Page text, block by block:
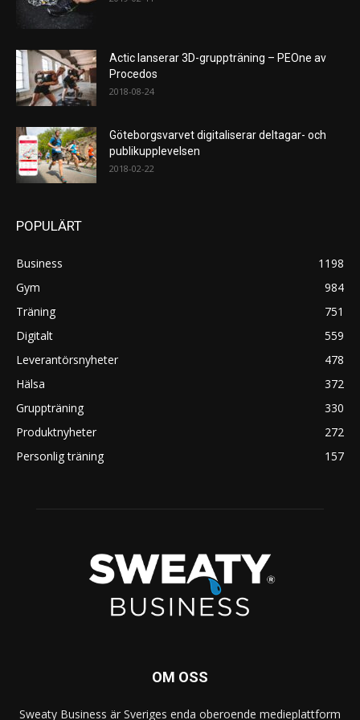
Actic lanserar 3D-gruppträning – PEOne av
Procedos
2018-08-24
Göteborgsvarvet digitaliserar deltagar- och
publikupplevelsen
2018-02-22
POPULÄRT
Business
1198
Gym
984
Träning
751
Digitalt
559
Leverantörsnyheter
478
Hälsa
372
Gruppträning
330
Produktnyheter
272
Personlig träning
157
OM OSS
Sweaty Business är Sveriges enda oberoende medieplattform